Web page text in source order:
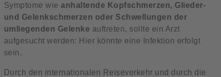
Symptome wie anhaltende Kopfschmerzen, Glieder-
und Gelenkschmerzen oder Schwellungen der
umliegenden Gelenke auftreten, sollte ein Arzt
aufgesucht werden: Hier könnte eine Infektion erfolgt
sein.
Durch den internationalen Reiseverkehr und durch die